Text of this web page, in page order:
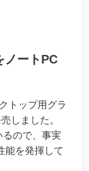
ノートPC
トップ用グラ
しました。
ので、事実
能を発揮して